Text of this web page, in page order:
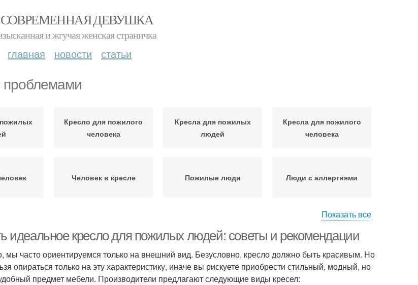
СОВРЕМЕННАЯ ДЕВУШКА
и жгучая женская страничка
главная новости статьи
проблемами
Кресло для пожилого
человека
Кресла для пожилых
людей
Кресла для пожилого
человека
Человек в кресле Пожилые люди Люди с аллергиями
Показать все
идеальное кресло для пожилых людей: советы и рекомендации
мы часто ориентируемся только на внешний вид. Безусловно, кресло должно быть красивым. Но
опираться только на эту характеристику, иначе вы рискуете приобрести стильный, модный, но
предмет мебели. Производители предлагают следующие виды кресел: